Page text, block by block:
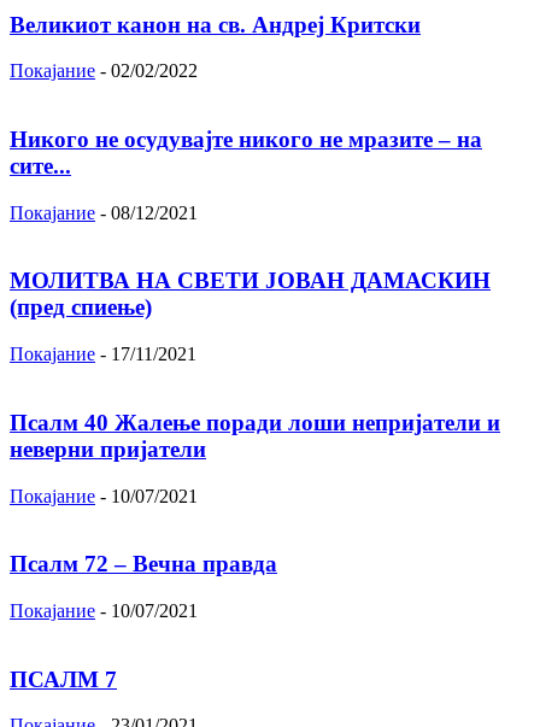
Великиот канон на св. Андреј Критски
Покајание - 02/02/2022
Никого не осудувајте никого не мразите – на
сите...
Покајание - 08/12/2021
МОЛИТВА НА СВЕТИ ЈОВАН ДАМАСКИН
(пред спиење)
Покајание - 17/11/2021
Псалм 40 Жалење поради лоши непријатели и
неверни пријатели
Покајание - 10/07/2021
Псалм 72 – Вечна правда
Покајание - 10/07/2021
ПСАЛМ 7